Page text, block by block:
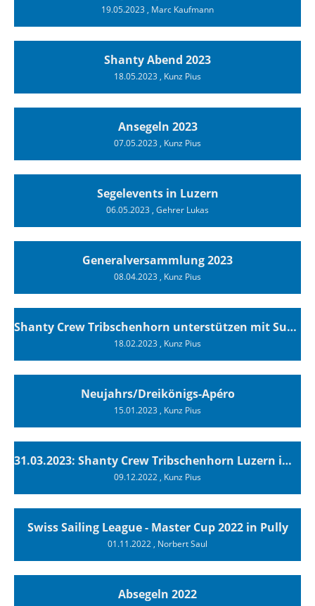
19.05.2023, Marc Kaufmann
Shanty Abend 2023
18.05.2023, Kunz Pius
Ansegeln 2023
07.05.2023, Kunz Pius
Segelevents in Luzern
06.05.2023, Gehrer Lukas
Generalversammlung 2023
08.04.2023, Kunz Pius
Shanty Crew Tribschenhorn unterstützen mit Support Culture Bons!
18.02.2023, Kunz Pius
Neujahrs/Dreikönigs-Apéro
15.01.2023, Kunz Pius
31.03.2023: Shanty Crew Tribschenhorn Luzern im Stadtkeller
09.12.2022, Kunz Pius
Swiss Sailing League - Master Cup 2022 in Pully
01.11.2022, Norbert Saul
Absegeln 2022